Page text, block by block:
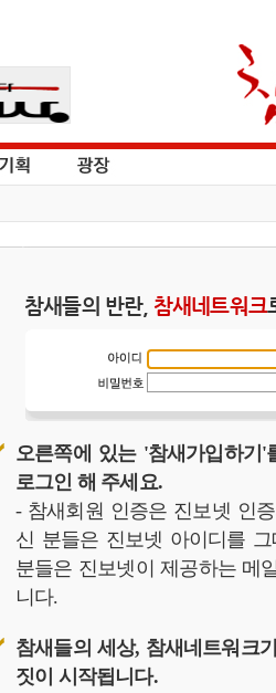
참새들의 반란, 참새네트워크
오른쪽에 있는 '참새가입하기
로그인 해 주세요.
- 참새회원 인증은 진보넷 인
신 분들은 진보넷 아이디를
분들은 진보넷이 제공하는 메
니다.
참새들의 세상, 참새네트워크
짓이 시작됩니다.